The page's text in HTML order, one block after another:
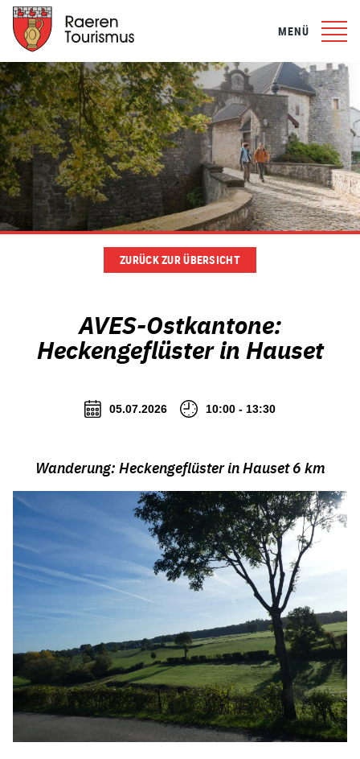
MENÜ
ZURÜCK ZUR ÜBERSICHT
AVES-Ostkantone:
Heckengeflüster in Hauset
05.07.2026 10:00 - 13:30
Wanderung: Heckengeflüster in Hauset 6 km